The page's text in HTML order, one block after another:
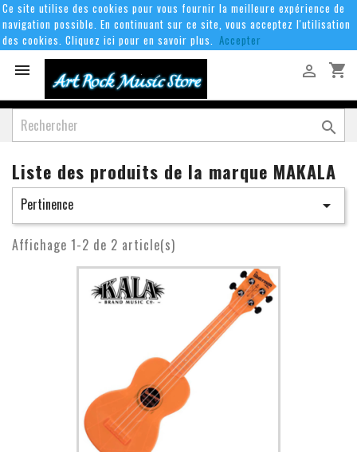
Ce site utilise des cookies pour vous fournir la meilleure expérience de
navigation possible. En continuant sur ce site, vous acceptez l'utilisation
des cookies. Cliquez ici pour en savoir plus. Accepter
 shopping_cart


Liste des produits de la marque MAKALA
Pertinence 
Affichage 1-2 de 2 article(s)